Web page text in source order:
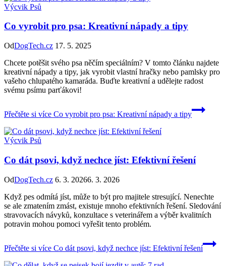
Výcvik Psů
Co vyrobit pro psa: Kreativní nápady a tipy
OdDogTech.cz 17. 5. 2025
Chcete potěšit svého psa něčím speciálním? V tomto článku najdete
kreativní nápady a tipy, jak vyrobit vlastní hračky nebo pamlsky pro
vašeho chlupatého kamaráda. Buďte kreativní a udělejte radost
svému psímu parťákovi!
Přečtěte si více Co vyrobit pro psa: Kreativní nápady a tipy
Výcvik Psů
Co dát psovi, když nechce jíst: Efektivní řešení
OdDogTech.cz 6. 3. 20266. 3. 2026
Když pes odmítá jíst, může to být pro majitele stresující. Nenechte
se ale zmatením zmást, existuje mnoho efektivních řešení. Sledování
stravovacích návyků, konzultace s veterinářem a výběr kvalitních
potravin mohou pomoci vyřešit tento problém.
Přečtěte si více Co dát psovi, když nechce jíst: Efektivní řešení